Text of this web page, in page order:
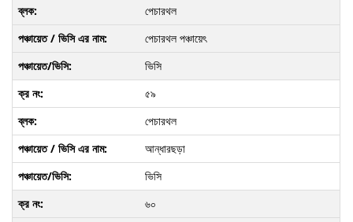
পেচারথল
পেচারথল পঞ্চায়েৎ
ভিসি
৫৯
পেচারথল
আন্ধারছড়া
ভিসি
৬০